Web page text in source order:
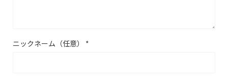
ニックネーム（任意） *